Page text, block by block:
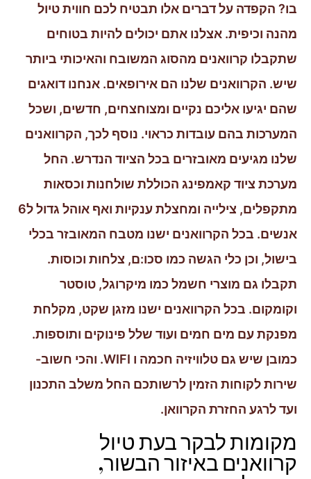
בו? הקפדה על דברים אלו תבטיח לכם חווית טיול
מהנה וכיפית. אצלנו אתם יכולים להיות בטוחים
שתקבלו קרוואנים מהסוג המשובח והאיכותי ביותר
שיש. הקרוואנים שלנו הם אירופאים. אנחנו דואגים
שהם יגיעו אליכם נקיים ומצוחצחים, חדשים, ושכל
המערכות בהם עובדות כראוי. נוסף לכך, הקרוואנים
שלנו מגיעים מאובזרים בכל הציוד הנדרש. החל
מערכת ציוד קאמפינג הכוללת שולחנות וכסאות
מתקפלים, צילייה ומחצלת ענקיות ואף אוהל גדול ל6
אנשים. בכל הקרוואנים ישנו מטבח המאובזר בכלי
בישול, וכן כלי הגשה כמו סכו:ם, צלחות וכוסות.
תקבלו גם מוצרי חשמל כמו מיקרוגל, טוסטר
וקומקום. בכל הקרוואנים ישנו מזגן שקט, מקלחת
מפנקת עם מים חמים ועוד שלל פינוקים ותוספות.
כמובן שיש גם טלוויזיה חכמה ו WIFI. והכי חשוב-
שירות לקוחות הזמין לרשותכם החל משלב התכנון
ועד לרגע החזרת הקרוואן.
מקומות לבקר בעת טיול
קרוואנים באיזור הבשור,